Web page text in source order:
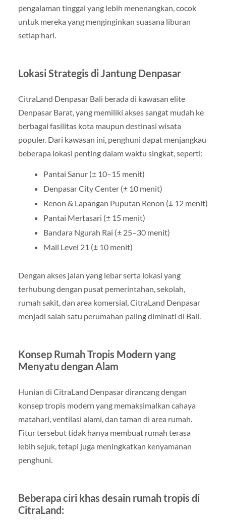
pengalaman tinggal yang lebih menenangkan, cocok
untuk mereka yang menginginkan suasana liburan
setiap hari.
Lokasi Strategis di Jantung Denpasar
CitraLand Denpasar Bali berada di kawasan elite
Denpasar Barat, yang memiliki akses sangat mudah ke
berbagai fasilitas kota maupun destinasi wisata
populer. Dari kawasan ini, penghuni dapat menjangkau
beberapa lokasi penting dalam waktu singkat, seperti:
Pantai Sanur (± 10–15 menit)
Denpasar City Center (± 10 menit)
Renon & Lapangan Puputan Renon (± 12 menit)
Pantai Mertasari (± 15 menit)
Bandara Ngurah Rai (± 25–30 menit)
Mall Level 21 (± 10 menit)
Dengan akses jalan yang lebar serta lokasi yang
terhubung dengan pusat pemerintahan, sekolah,
rumah sakit, dan area komersial, CitraLand Denpasar
menjadi salah satu perumahan paling diminati di Bali.
Konsep Rumah Tropis Modern yang
Menyatu dengan Alam
Hunian di CitraLand Denpasar dirancang dengan
konsep tropis modern yang memaksimalkan cahaya
matahari, ventilasi alami, dan taman di area rumah.
Fitur tersebut tidak hanya membuat rumah terasa
lebih sejuk, tetapi juga meningkatkan kenyamanan
penghuni.
Beberapa ciri khas desain rumah tropis di
CitraLand: